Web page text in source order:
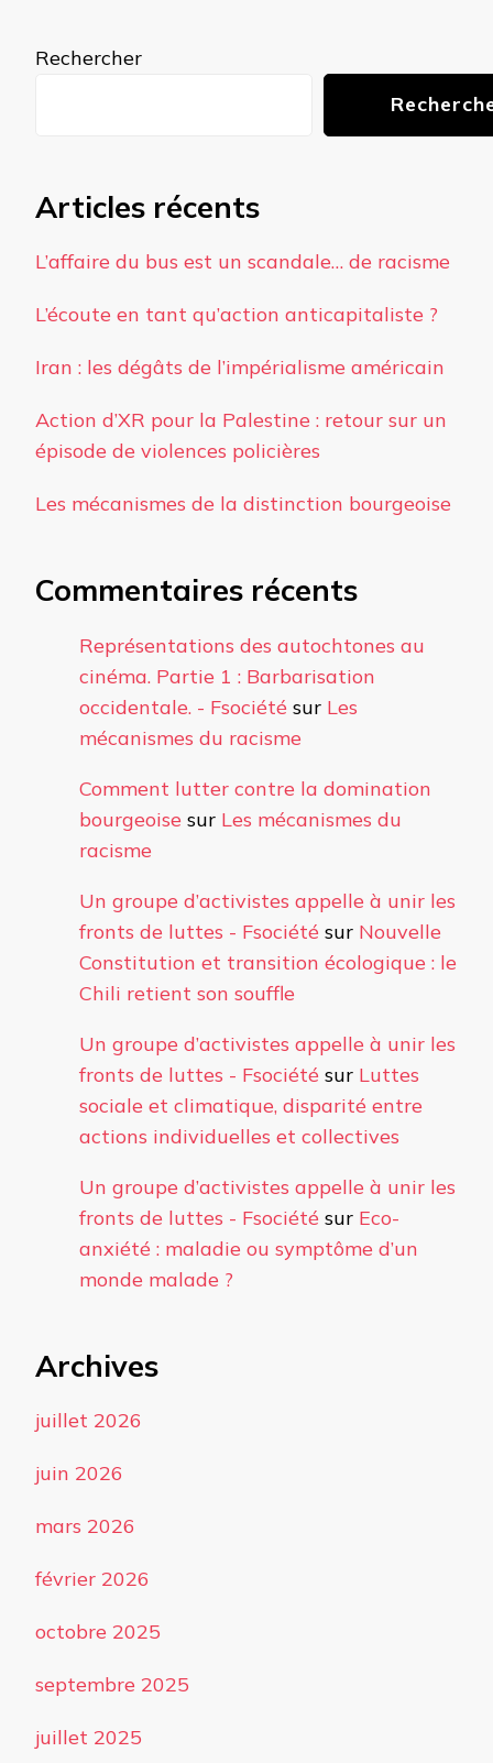
Rechercher
Articles récents
L’affaire du bus est un scandale… de racisme
L’écoute en tant qu’action anticapitaliste ?
Iran : les dégâts de l’impérialisme américain
Action d’XR pour la Palestine : retour sur un
épisode de violences policières
Les mécanismes de la distinction bourgeoise
Commentaires récents
Représentations des autochtones au
cinéma. Partie 1 : Barbarisation
occidentale. - Fsociété sur Les
mécanismes du racisme
Comment lutter contre la domination
bourgeoise sur Les mécanismes du
racisme
Un groupe d’activistes appelle à unir les
fronts de luttes - Fsociété sur Nouvelle
Constitution et transition écologique : le
Chili retient son souffle
Un groupe d’activistes appelle à unir les
fronts de luttes - Fsociété sur Luttes
sociale et climatique, disparité entre
actions individuelles et collectives
Un groupe d’activistes appelle à unir les
fronts de luttes - Fsociété sur Eco-
anxiété : maladie ou symptôme d’un
monde malade ?
Archives
juillet 2026
juin 2026
mars 2026
février 2026
octobre 2025
septembre 2025
juillet 2025